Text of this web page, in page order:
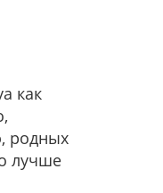
как
родных
лучше